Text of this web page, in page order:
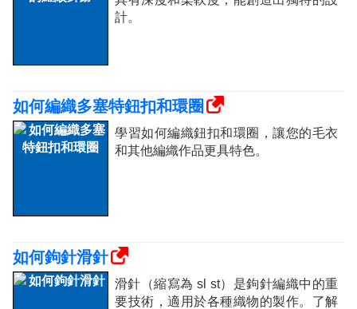
計。
如何編織多塞特鈕扣和環圈
學習如何編織鈕扣和環圈，讓您的毛衣
和其他編織作品更具特色。
如何鉤針滑針
滑針（縮寫為 sl st）是鉤針編織中的重
要技術，適用於各種織物的製作。了解